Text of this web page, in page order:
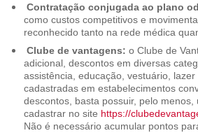
Contratação conjugada ao plano
como custos competitivos e
reconhecido tanto na rede médica
Clube de vantagens: o Clube de
adicional, descontos em diversas
assistência, educação, vestuário,
cadastradas em estabelecimentos
descontos, basta possuir, pelo
cadastrar no site https://
Não é necessário acumular pontos